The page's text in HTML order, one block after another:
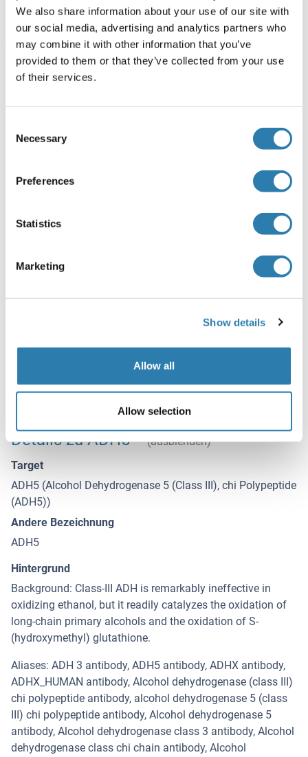
We also share information about your use of our site with
our social media, advertising and analytics partners who
may combine it with other information that you’ve
provided to them or that they’ve collected from your use
of their services.
Selection
Necessary
Preferences
Statistics
Marketing
Show details
Allow all
Allow selection
Nur für Forschungszwecke einsetzbar
Handhabung
(ausblenden)
Liquid
Buffer
ProClin
This product contains ProClin: a POISONOUS AND
HAZARDOUS SUBSTANCE which should be handled by
trained staff only.
Informationen zur Lagerung
Upon receipt, store at -20°C or -80°C. Avoid repeated freeze.
Details zu ADH5
(ausblenden)
Target
ADH5 (Alcohol Dehydrogenase 5 (Class III), chi Polypeptide
(ADH5))
Andere Bezeichnung
ADH5
Hintergrund
Background: Class-III ADH is remarkably ineffective in
oxidizing ethanol, but it readily catalyzes the oxidation of
long-chain primary alcohols and the oxidation of S-
(hydroxymethyl) glutathione.
Aliases: ADH 3 antibody, ADH5 antibody, ADHX antibody,
ADHX_HUMAN antibody, Alcohol dehydrogenase (class III)
chi polypeptide antibody, alcohol dehydrogenase 5 (class
III) chi polypeptide antibody, Alcohol dehydrogenase 5
antibody, Alcohol dehydrogenase class 3 antibody, Alcohol
dehydrogenase class chi chain antibody, Alcohol